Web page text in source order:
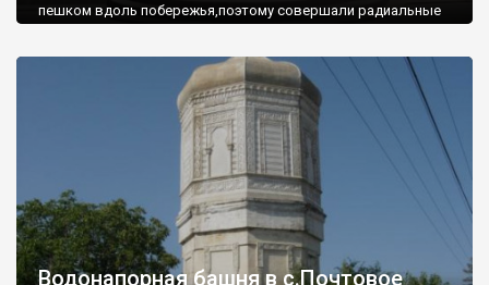
пешком вдоль побережья,поэтому совершали радиальные
Водонапорная башня в с.Почтовое